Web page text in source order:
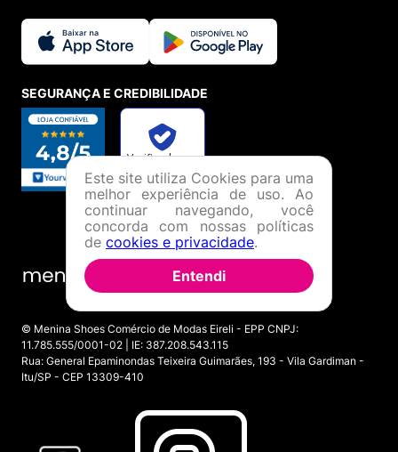
SEGURANÇA E CREDIBILIDADE
© Menina Shoes Comércio de Modas Eireli - EPP CNPJ:
11.785.555/0001-02 | IE: 387.208.543.115
Rua: General Epaminondas Teixeira Guimarães, 193 - Vila Gardiman -
Itu/SP - CEP 13309-410
Este site utiliza Cookies para uma
melhor experiência de uso. Ao
continuar navegando, você
concorda com nossas políticas
de cookies e privacidade.
Entendi